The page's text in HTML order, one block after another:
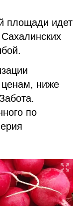
площади идет
ниже
по